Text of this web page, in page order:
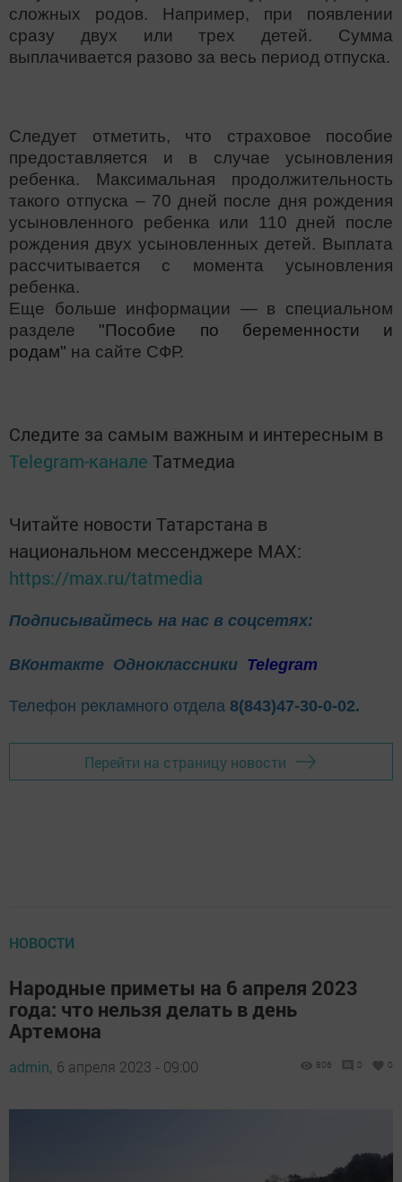
сложных родов. Например, при появлении
сразу двух или трех детей. Сумма
выплачивается разово за весь период отпуска.
Следует отметить, что страховое пособие
предоставляется и в случае усыновления
ребенка. Максимальная продолжительность
такого отпуска – 70 дней после дня рождения
усыновленного ребенка или 110 дней после
рождения двух усыновленных детей. Выплата
рассчитывается с момента усыновления
ребенка.
Еще больше информации — в специальном
разделе "Пособие по беременности и
родам" на сайте СФР.
Следите за самым важным и интересным в
Telegram-канале Татмедиа
Читайте новости Татарстана в
национальном мессенджере MАХ:
https://max.ru/tatmedia
Подписывайтесь на нас в соцсетях:
ВКонтакте Одноклассники Telegram
Телефон рекламного отдела 8(843)47-30-0-02.
Перейти на страницу новости
НОВОСТИ
Народные приметы на 6 апреля 2023
года: что нельзя делать в день
Артемона
admin, 6 апреля 2023 - 09:00 806 0 0